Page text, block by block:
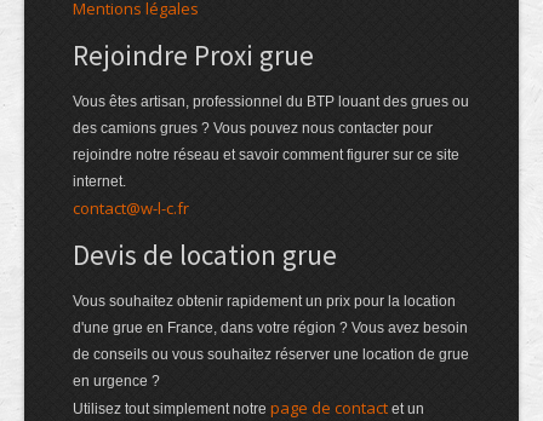
Mentions légales
Rejoindre Proxi grue
Vous êtes artisan, professionnel du BTP louant des grues ou
des camions grues ? Vous pouvez nous contacter pour
rejoindre notre réseau et savoir comment figurer sur ce site
internet.
contact@w-l-c.fr
Devis de location grue
Vous souhaitez obtenir rapidement un prix pour la location
d'une grue en France, dans votre région ? Vous avez besoin
de conseils ou vous souhaitez réserver une location de grue
en urgence ?
Utilisez tout simplement notre page de contact et un